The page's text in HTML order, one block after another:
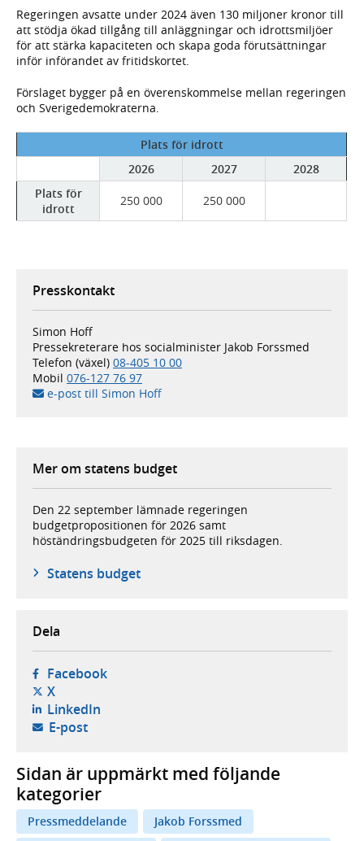
Regeringen avsatte under 2024 även 130 miljoner kronor till
att stödja ökad tillgång till anläggningar och idrottsmiljöer
för att stärka kapaciteten och skapa goda förutsättningar
inför införandet av fritidskortet.
Förslaget bygger på en överenskommelse mellan regeringen
och Sverigedemokraterna.
Plats för idrott
2026
2027
2028
Plats för
idrott
250 000 250 000
Presskontakt
Simon Hoff
Pressekreterare hos socialminister Jakob Forssmed
Telefon (växel) 08-405 10 00
Mobil 076-127 76 97
e-post till Simon Hoff
Mer om statens budget
Den 22 september lämnade regeringen
budgetpropositionen för 2026 samt
höständringsbudgeten för 2025 till riksdagen.
Statens budget
Dela
Facebook- öppnas i ny flik, extern webbplats,
X- öppnas i ny flik, extern webbplats,
LinkedIn- öppnas i ny flik, extern webbplats,
E-post- öppnar din e-postklient,
Sidan är uppmärkt med följande
kategorier
Pressmeddelande
Jakob Forssmed